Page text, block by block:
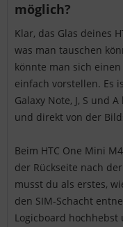
möglich?
Klar, das Glas deines
was man tauschen
könnte man sich
einfach vorstellen. Es
Galaxy Note, J, S und
und direkt von der
Beim HTC One Mini
der Rückseite nach
musst du als erstes,
den SIM-Schacht
Logicboard